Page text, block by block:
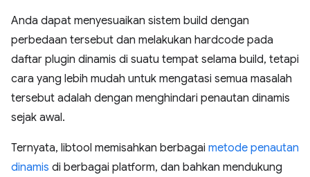
Anda dapat menyesuaikan sistem build dengan
perbedaan tersebut dan melakukan hardcode pada
daftar plugin dinamis di suatu tempat selama build, tetapi
cara yang lebih mudah untuk mengatasi semua masalah
tersebut adalah dengan menghindari penautan dinamis
sejak awal.
Ternyata, libtool memisahkan berbagai metode penautan
dinamis di berbagai platform, dan bahkan mendukung